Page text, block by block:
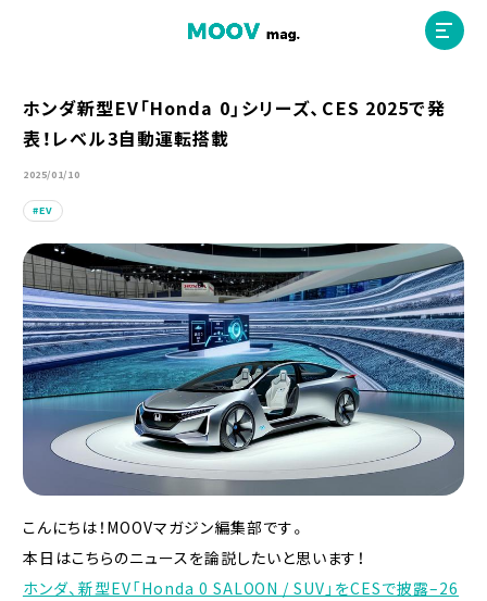
ホーム
MOOVマガジン利用規約
お問合せ
人材募集 （ライター、配車スタッフ、デザイナー）
ホンダ新型EV「Honda 0」シリーズ、CES 2025で発
表！レベル3自動運転搭載
2025/01/10
EV
こんにちは！MOOVマガジン編集部です。
本日はこちらのニュースを論説したいと思います！
ホンダ、新型EV「Honda 0 SALOON / SUV」をCESで披露–26